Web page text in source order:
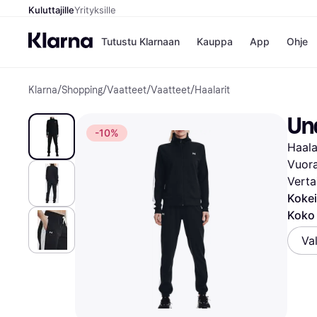
KuluttajilleYrityksille
Tutustu Klarnaan Kauppa
Gigantti
H&M
Peten
Wolt
App Ohje
Klarna/Shopping/Vaatteet/Vaatteet/Haalarit
-10%